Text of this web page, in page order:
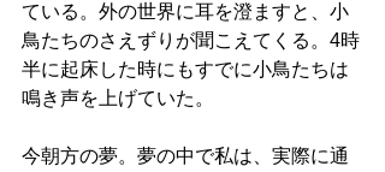
ている。外の世界に耳を澄ますと、小
鳥たちのさえずりが聞こえてくる。4時
半に起床した時にもすでに小鳥たちは
鳴き声を上げていた。
今朝方の夢。夢の中で私は、実際に通